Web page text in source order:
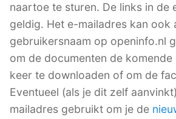
naartoe te sturen. De links in de
geldig. Het e-mailadres kan ook
gebruikersnaam op openinfo.nl
om de documenten de
keer te downloaden of om de
Eventueel (als je dit zelf
mailadres gebruikt om je de